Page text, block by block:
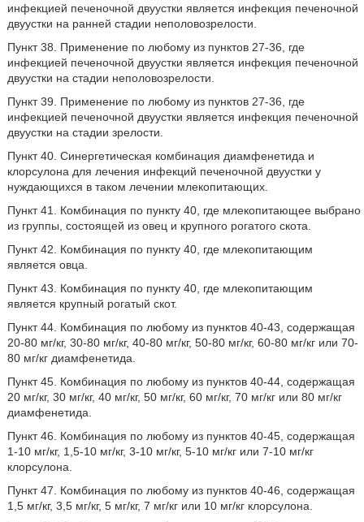
инфекцией печеночной двуустки является инфекция печеночной
двуустки на ранней стадии неполовозрелости.
Пункт 38. Применение по любому из пунктов 27-36, где
инфекцией печеночной двуустки является инфекция печеночной
двуустки на стадии неполовозрелости.
Пункт 39. Применение по любому из пунктов 27-36, где
инфекцией печеночной двуустки является инфекция печеночной
двуустки на стадии зрелости.
Пункт 40. Синергетическая комбинация диамфенетида и
клорсулона для лечения инфекций печеночной двуустки у
нуждающихся в таком лечении млекопитающих.
Пункт 41. Комбинация по пункту 40, где млекопитающее выбрано
из группы, состоящей из овец и крупного рогатого скота.
Пункт 42. Комбинация по пункту 40, где млекопитающим
является овца.
Пункт 43. Комбинация по пункту 40, где млекопитающим
является крупный рогатый скот.
Пункт 44. Комбинация по любому из пунктов 40-43, содержащая
20-80 мг/кг, 30-80 мг/кг, 40-80 мг/кг, 50-80 мг/кг, 60-80 мг/кг или 70-
80 мг/кг диамфенетида.
Пункт 45. Комбинация по любому из пунктов 40-44, содержащая
20 мг/кг, 30 мг/кг, 40 мг/кг, 50 мг/кг, 60 мг/кг, 70 мг/кг или 80 мг/кг
диамфенетида.
Пункт 46. Комбинация по любому из пунктов 40-45, содержащая
1-10 мг/кг, 1,5-10 мг/кг, 3-10 мг/кг, 5-10 мг/кг или 7-10 мг/кг
клорсулона.
Пункт 47. Комбинация по любому из пунктов 40-46, содержащая
1,5 мг/кг, 3,5 мг/кг, 5 мг/кг, 7 мг/кг или 10 мг/кг клорсулона.